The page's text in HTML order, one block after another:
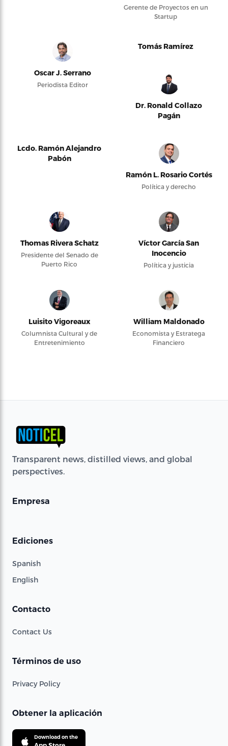
Gerente de Proyectos en un
Startup
Oscar J. Serrano
Periodista Editor
Tomás Ramírez
Dr. Ronald Collazo
Pagán
Lcdo. Ramón Alejandro
Pabón
Ramón L. Rosario Cortés
Política y derecho
Thomas Rivera Schatz
Presidente del Senado de
Puerto Rico
Víctor García San
Inocencio
Política y justicia
Luisito Vigoreaux
Columnista Cultural y de
Entretenimiento
William Maldonado
Economista y Estratega
Financiero
Transparent news, distilled views, and global
perspectives.
Empresa
Ediciones
Spanish
English
Contacto
Contact Us
Términos de uso
Privacy Policy
Obtener la aplicación
Download on the